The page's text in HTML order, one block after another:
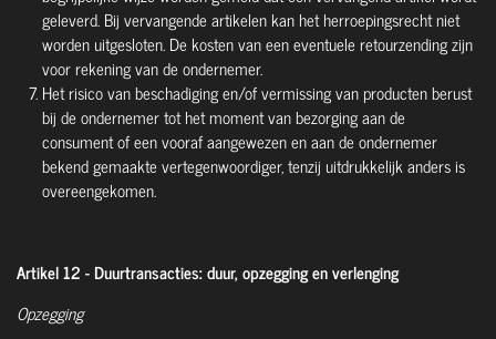
geleverd. Bij vervangende artikelen kan het herroepingsrecht niet
worden uitgesloten. De kosten van een eventuele retourzending zijn
voor rekening van de ondernemer.
Het risico van beschadiging en/of vermissing van producten berust
bij de ondernemer tot het moment van bezorging aan de
consument of een vooraf aangewezen en aan de ondernemer
bekend gemaakte vertegenwoordiger, tenzij uitdrukkelijk anders is
overeengekomen.
Artikel 12 - Duurtransacties: duur, opzegging en verlenging
Opzegging